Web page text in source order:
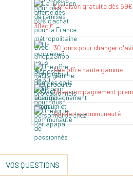
Livraison gratuite dès
30kg)*
30 jours pour changer
Une offre haute gamme
Un accompagnement
Une forte communauté
VOS QUESTIONS